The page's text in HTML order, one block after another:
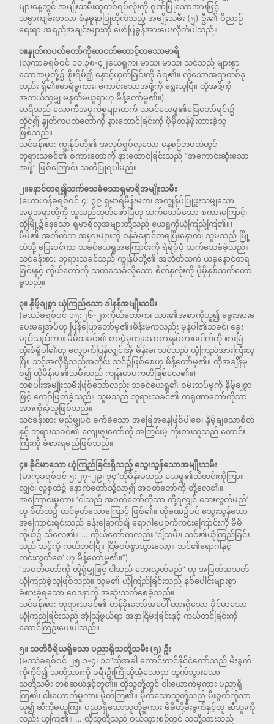
များနေ့တွင် အမျိုးသမီးထုတစ်ရပ်လုံးကို ဂုဏ်ပြုသောအားဖြင့်
သမ္မာကျမ်းစာလာ စံနမူနာပြုထိုက်သည့် အမျိုးသမီး (၅) ဦး၏ ဝိညာဉ်
ရေးရာ အရည်အချင်းများကို ဖော်ပြခွန်အားပေးလိုက်ပါသည်။
၁။နှုတ်ကပတ်တော်ကိုဆာငတ်တောင့်တသောမာရိ
(လုကာခရစ်ဝင် ၁၀:၃၈-၄၂ယေရှုက၊ မာသ၊ မာသ၊ သင်သည် များစွာ
သောအမှုတို့၌ စိုးရိမ်၍ နှောင့်ယှက်ခြင်းကို ခံရ၏။ လိုသောအရာတစ်ခု
တည်း ရှိ၏။မာရိမူကား၊ ကောင်းသောအဖို့ကို ရွေးယူပြီ။ ထိုအဖို့ကို
အဘယ်သူမျှ မနုတ်မယူရာဟု မိန့်တော်မူ၏။)
မာရိသည် လောကီအမှုကိစ္စများထက် သခင်ယေရှု၏ခြေတော်ရင်း၌
ထိုင်၍ နှုတ်ကပတ်တော်ကို နားထောင်ခြင်းကို ပိုမိုတန်ဖိုးထားခဲ့သူ
ဖြစ်သည်။
သင်ခန်းစာ: ကျွန်ုပ်တို့၏ အလုပ်ရှုပ်လှသော နေ့စဉ်ဘဝထဲတွင်
ဘုရားသခင်၏ စကားတော်ကို နားထောင်ခြင်းသည် “အကောင်းဆုံးသော
အဖို့” ဖြစ်ကြောင်း သတိပြုရပါမည်။
၂။နောင်တရ၍သက်သေခံသောရှမာရိအမျိုးသမီး
(ယောဟန်ခရစ်ဝင် ၄: ၃၉ ရှမာရိမိန်းမက၊ အကျွန်ုပ်ပြုဖူးသမျှသော
အမှုအရာတို့ကို သူသည်ထုတ်ဖော်ပြီဟု သက်သေခံသော စကားကြောင့်၊
ထိုမြို့၌နေသော ရှမာရိလူအများတို့သည် ယေရှုကိုယုံကြည်ကြ၏။)
မိမိ၏ အတိတ်က အမှားများကို ဝန်ခံနောင်တရပြီးနောက်၊ သူမသည် မြို့
ထဲသို့ ပြေးဝင်ကာ သခင်ယေရှုအကြောင်းကို ရဲရဲဝံ့ဝံ့ သက်သေခံခဲ့သည်။
သင်ခန်းစာ: ဘုရားသခင်သည် ကျွန်ုပ်တို့၏ အတိတ်ထက် ယခုနောင်တရ
ခြင်းနှင့် ကိုယ်တော်ကို သက်သေခံလိုသော စိတ်နှလုံးကို ပိုမိုနှစ်သက်တော်
မူသည်။
၃။ နှိမ့်ချစွာ ယုံကြည်သော ခါနန်အမျိုးသမီး
(မဿဲခရစ်ဝင် ၁၅:၂၆-၂၈ကိုယ်တော်က၊ သား၏အစာကိုယူ၍ ခွေးအားမ
ပေးမချအပ်ဟု ပြန်ပြောတော်မူ၏။မိန်းမကလည်း မှန်ပါ၏သခင်၊ ခွေး
မည်သည်ကား မိမိသခင်၏ စားပွဲမှကျသောစားနုပ်စားပေါက်ကို စားမြဲ
ထုံးစံရှိပါ၏ဟု လျှောက်ပြန်လျှင်၊အို မိန်းမ၊ သင်သည် ယုံကြည်အားကြီးလှ
ပြီ။ သင့်အလိုရှိသည်အတိုင်း သင်၌ဖြစ်စေဟု မိန့်တော်မူ၏။ ထိုအချိန်မှ
စ၍ ထိုမိန်းမ၏သမီးသည် ကျန်းမာပကတိဖြစ်လေ၏။)
တစ်ပါးအမျိုးသမီးဖြစ်သော်လည်း သခင်ယေရှု၏ စမ်းသပ်မှုကို နှိမ့်ချစွာ
ဖြင့် ကျော်ဖြတ်ခဲ့သည်။ သူမသည် ဘုရားသခင်၏ ကရုဏာတော်ကိုသာ
အားကိုးခဲ့သူဖြစ်သည်။
သင်ခန်းစာ: မည်မျှပင် ခက်ခဲသော အခြေအနေဖြစ်ပါစေ၊ နှိမ့်ချသောစိတ်
နှင့် ဘုရားသခင်၏ ကျေးဇူးတော်ကို အကြွင်းမဲ့ ကိုးစားသူသည် ကောင်း
ကြီးကို ခံစားရမည်ဖြစ်သည်။
၄။ ခိုင်မာသော ယုံကြည်ခြင်းရှိသည့် သွေးသွန်သောအမျိုးသမီး
(မာကုခရစ်ဝင် ၅:၂၇-၂၉၊ ၃၄“ထိုမိန်းမသည် ယေရှု၏သိတင်းကိုကြား
လျှင်၊ လူစုထဲ၌ နောက်တော်သို့လာ၍ အဝတ်တော်ကို တို့လေ၏။
အကြောင်းမူကား ‘ငါသည် အဝတ်တော်ကိုသာ တို့ရလျှင် ဘေးလွတ်မည်’
ဟု စိတ်ထဲ၌ ထင်မှတ်သောကြောင့် ဖြစ်၏။ ထိုခဏ၌ပင် သွေးသွန်သော
အကြောင်းရင်းသည် ခန်းခြောက်၍ ရောဂါပျောက်ကင်းကြောင်းကို မိမိ
ကိုယ်၌ သိလေ၏။ … ကိုယ်တော်ကလည်း ‘ငါ့သမီး၊ သင်၏ယုံကြည်ခြင်း
သည် သင့်ကို ကယ်တင်ပြီ။ ငြိမ်ဝပ်စွာသွားလော့။ သင်၏ရောဂါနှင့်
ကင်းလွတ်စေ’ ဟု မိန့်တော်မူ၏။”)
“အဝတ်တော်ကို တို့ရုံမျှဖြင့် ငါသည် ဘေးလွတ်မည်” ဟု အပြတ်အသတ်
ယုံကြည်ခဲ့သူဖြစ်သည်။ သူမ၏ ယုံကြည်ခြင်းသည် နှစ်ပေါင်းများစွာ
ခံစားခဲ့ရသော ဝေဒနာကို အဆုံးသတ်စေခဲ့သည်။
သင်ခန်းစာ: ဘုရားသခင်၏ တန်ခိုးတော်အပေါ် ထားရှိသော ခိုင်မာသော
ယုံကြည်ခြင်းသည် အံ့သြဖွယ်ရာ အနာငြိမ်းခြင်းနှင့် ကယ်တင်ခြင်းကို
ဆောင်ကြဉ်းပေးပါသည်။
၅။ သတိဝီရိယရှိသော ပညာရှိသတို့သမီး (၅) ဦး
(မဿဲခရစ်ဝင် ၂၅:၁-၄၊ ၁၀“ထိုအခါ ကောင်းကင်နိုင်ငံတော်သည် မီးခွက်
ကိုကိုင်၍ သတို့သားကို ခရီးဦးကြိုဆိုအံ့သောငှာ ထွက်သွားသော
သတို့သမီး တစ်ဆယ်နှင့်တူ၏။ ထိုသူတို့တွင် ငါးယောက်မူကား ပညာရှိ
ကြ၏၊ ငါးယောက်မူကား မိုက်ကြ၏။ မိုက်သောသူတို့သည် မီးခွက်ကိုသာ
ယူ၍ ဆီကိုမယူကြ။ ပညာရှိသောသူတို့မူကား မိမိတို့မီးခွက်နှင့်တူ ဆီဘူးကို
လည်း ယူကြ၏။ … ထိုသူတို့သည် ဝယ်သွားစဉ်တွင် သတို့သားသည်